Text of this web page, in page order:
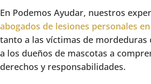
En Podemos Ayudar, nuestros
abogados de lesiones personales
tanto a las víctimas de mordeduras
a los dueños de mascotas a
derechos y responsabilidades.